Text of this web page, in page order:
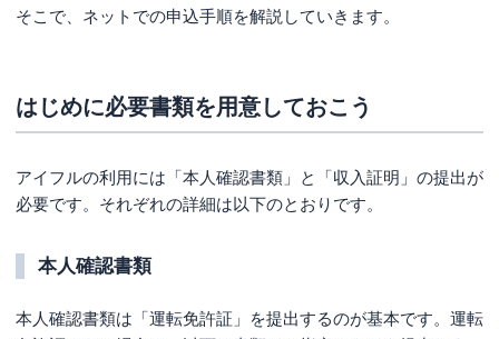
そこで、ネットでの申込手順を解説していきます。
はじめに必要書類を用意しておこう
アイフルの利用には「本人確認書類」と「収入証明」の提出が
必要です。それぞれの詳細は以下のとおりです。
本人確認書類
本人確認書類は「運転免許証」を提出するのが基本です。運転